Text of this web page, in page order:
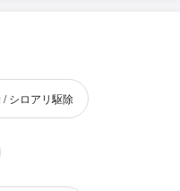
/ シロアリ駆除